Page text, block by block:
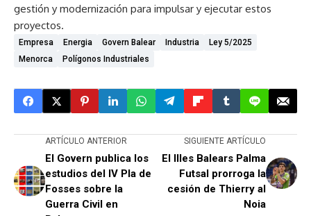
gestión y modernización para impulsar y ejecutar estos
proyectos.
Empresa Energia Govern Balear Industria
Ley 5/2025
Menorca
Polígonos Industriales
ARTÍCULO ANTERIOR
El Govern publica los
estudios del IV Pla de
Fosses sobre la
Guerra Civil en
SIGUIENTE ARTÍCULO
El Illes Balears Palma
Futsal prorroga la
cesión de Thierry al
Noia